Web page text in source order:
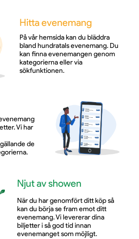
Hitta evenemang
På vår hemsida kan du bläddra
bland hundratals evenemang. Du
kan finna evenemangen genom
kategorierna eller via
sökfunktionen.
Vi har
de
Njut av showen
När du har genomfört ditt köp så
kan du börja se fram emot ditt
evenemang. Vi levererar dina
biljetter i så god tid innan
evenemanget som möjligt.